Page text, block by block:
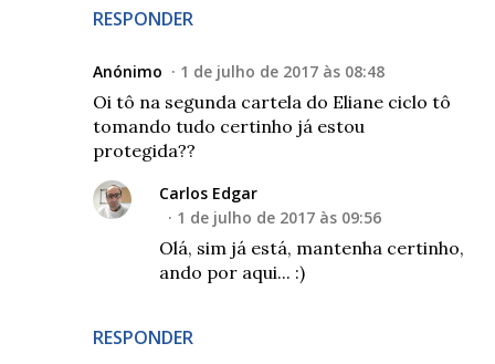
RESPONDER
Anónimo 1 de julho de 2017 às 08:48
Oi tô na segunda cartela do Eliane ciclo tô
tomando tudo certinho já estou
protegida??
RESPONDER
Carlos Edgar
1 de julho de 2017 às 09:56
Olá, sim já está, mantenha certinho,
ando por aqui... :)